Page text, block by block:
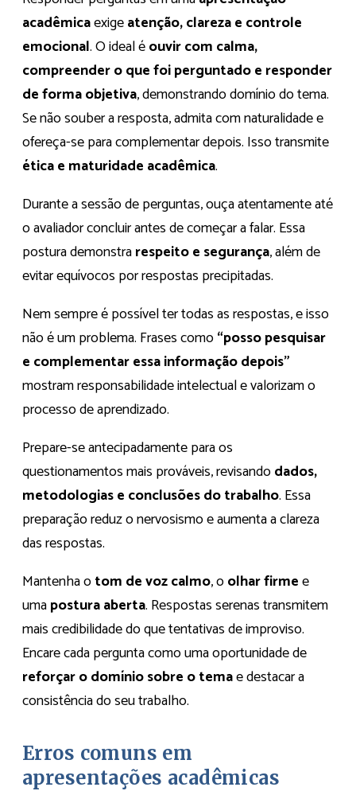
acadêmicaexigeatenção, clareza e controle
emocional. O ideal éouvir com calma,
compreender o que foi perguntado e responder
de forma objetiva, demonstrando domínio do tema.
Se não souber a resposta, admita com naturalidade e
ofereça-se para complementar depois. Isso transmite
ética e maturidade acadêmica.
Durante a sessão de perguntas, ouça atentamente até
o avaliador concluir antes de começar a falar. Essa
postura demonstrarespeito e segurança, além de
evitar equívocos por respostas precipitadas.
Nem sempre é possível ter todas as respostas, e isso
não é um problema. Frases como“posso pesquisar
e complementar essa informação depois”
mostram responsabilidade intelectual e valorizam o
processo de aprendizado.
Prepare-se antecipadamente para os
questionamentos mais prováveis, revisandodados,
metodologias e conclusões do trabalho. Essa
preparação reduz o nervosismo e aumenta a clareza
das respostas.
Mantenha otom de voz calmo, oolhar firmee
umapostura aberta. Respostas serenas transmitem
mais credibilidade do que tentativas de improviso.
Encare cada pergunta como uma oportunidade de
reforçar o domínio sobre o temae destacar a
consistência do seu trabalho.
Erros comuns em
apresentações acadêmicas